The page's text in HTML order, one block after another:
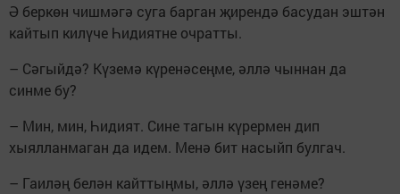
Ә беркөн чишмәгә суга барган җирендә басудан эштән
кайтып килүче Һидиятне очратты.
– Сәгыйдә? Күземә күренәсеңме, әллә чыннан да
синме бу?
– Мин, мин, Һидият. Сине тагын күрермен дип
хыялланмаган да идем. Менә бит насыйп булгач.
– Гаиләң белән кайттыңмы, әллә үзең генәме?